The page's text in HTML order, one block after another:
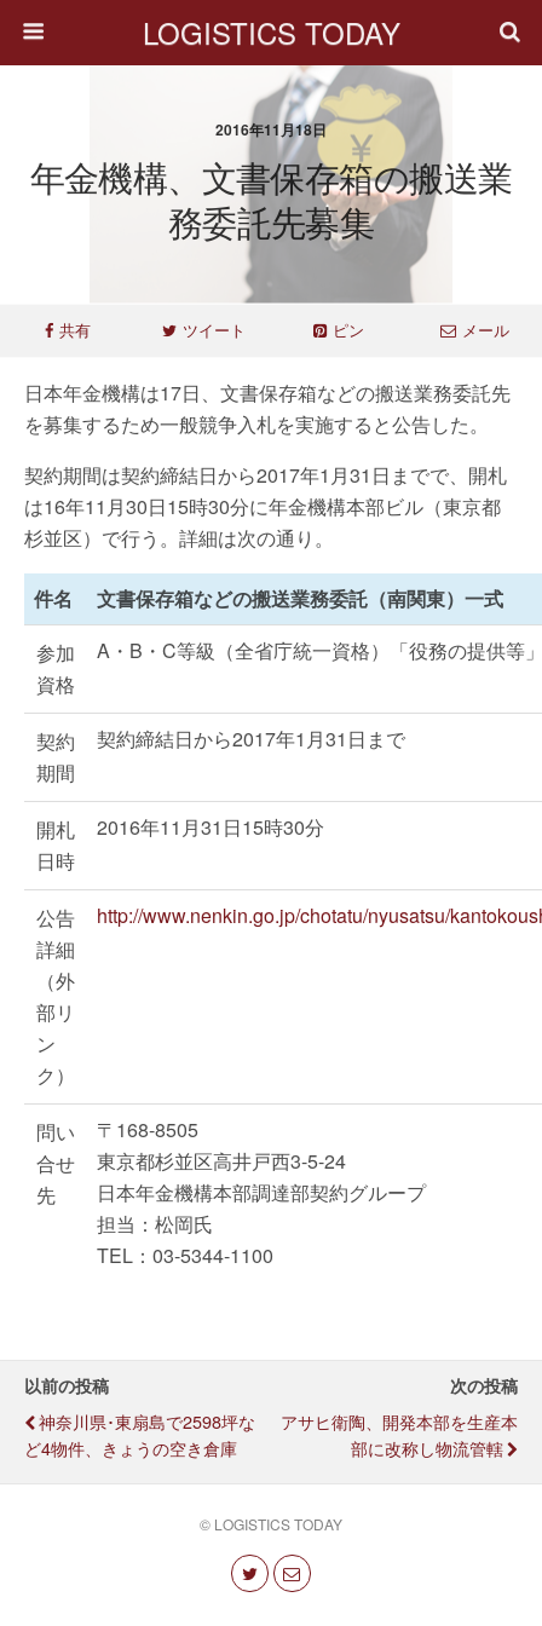
LOGISTICS TODAY
2016年11月18日
年金機構、文書保存箱の搬送業
務委託先募集
共有 ツイート ピン メール
日本年金機構は17日、文書保存箱などの搬送業務委託先
を募集するため一般競争入札を実施すると公告した。
契約期間は契約締結日から2017年1月31日までで、開札
は16年11月30日15時30分に年金機構本部ビル（東京都
杉並区）で行う。詳細は次の通り。
件名
文書保存箱などの搬送業務委託（南関東）一式
参加
資格
A・B・C等級（全省庁統一資格）「役務の提供等
契約
期間
契約締結日から2017年1月31日まで
開札
日時
2016年11月31日15時30分
公告
詳細
（外
部リ
ン
ク）
http://www.nenkin.go.jp/chotatu/nyusatsu/
問い
合せ
先
〒168-8505
東京都杉並区高井戸西3-5-24
日本年金機構本部調達部契約グループ
担当：松岡氏
TEL：03-5344-1100
以前の投稿
神奈川県･東扇島で2598坪な
ど4物件、きょうの空き倉庫
次の投稿
アサヒ衛陶、開発本部を生産本
部に改称し物流管轄
© LOGISTICS TODAY